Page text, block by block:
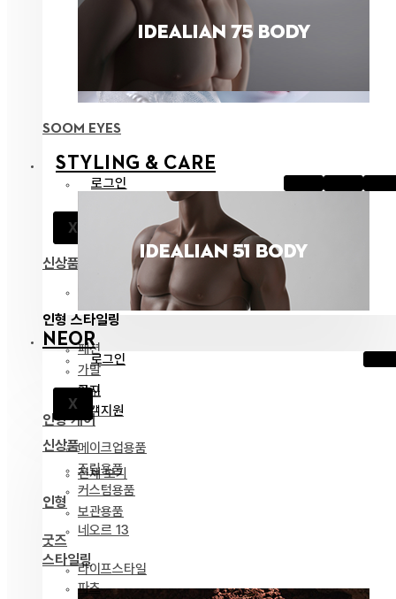
SOOM EYES
STYLING & CARE
로그인
X
신상품
인형 스타일링
패션
가발
안구
인형 케어
메이크업용품
조립용품
커스텀용품
보관용품
굿즈
라이프스타일
NEOR
로그인
X
공지
고객지원
신상품
전체 보기
인형
네오르 13
스타일링
파츠